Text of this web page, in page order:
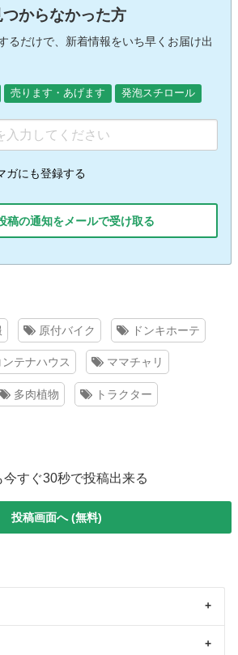
からなかった方
るだけで、新着情報をいち早くお届け出
売ります・あげます 発泡スチロール
ガにも登録する
稿の通知をメールで受け取る
原付バイク ドンキホーテ
ンテナハウス ママチャリ
多肉植物 トラクター
今すぐ30秒で投稿出来る
投稿画面へ (無料)